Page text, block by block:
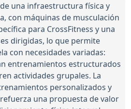
una infraestructura física y
con máquinas de musculación
para CrossFitness y una
dirigidas, lo que permite
con necesidades variadas:
entrenamientos estructurados
actividades grupales. La
personalizados y
una propuesta de valor